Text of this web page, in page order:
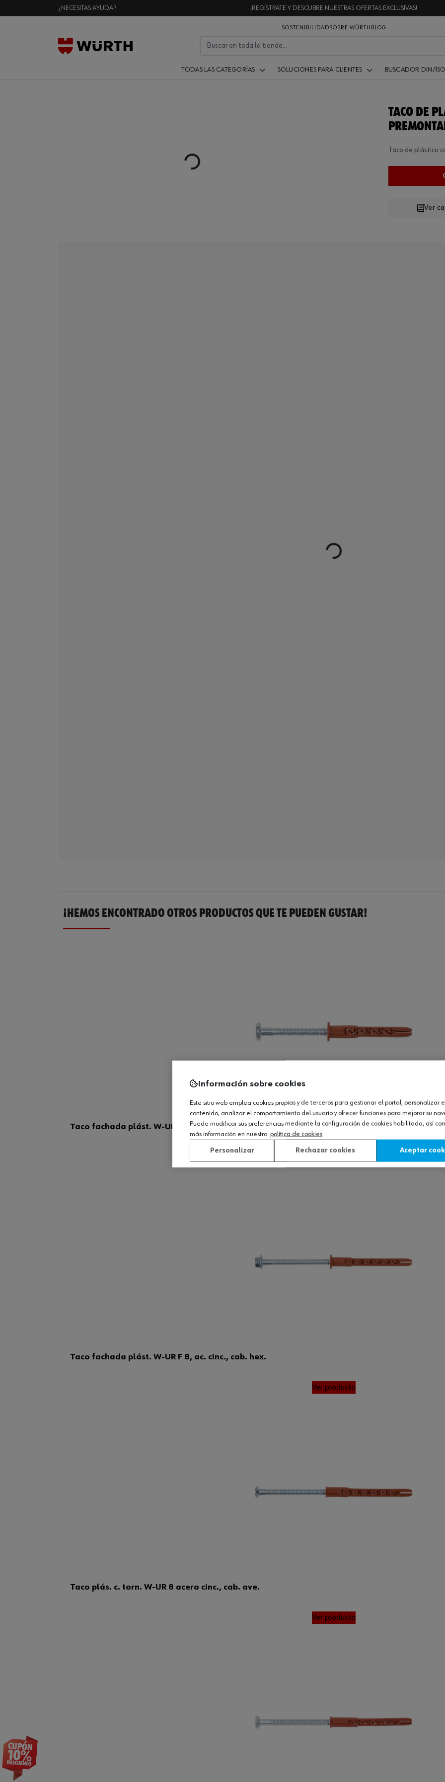
¿NECESITAS AYUDA? ¡REGÍSTRATE Y DESCUBRE NUESTRAS OFERTAS EXCLUSIVAS!
SOSTENIBILIDADSOBRE WÜRTH BLOG
TODAS LAS CATEGORÍAS SOLUCIONES PARA CLIENTES BUSCADOR DIN/ISO
Loading...
TACO DE
Taco de plástico
Ver
¡HEMOS ENCONTRADO OTROS PRODUCTOS QUE TE PUEDEN GUSTAR!
Taco fachada plást. W-UR F8, ac. galv., cab. alom.
Taco fachada plást. W-UR F 8, ac. cinc., cab. hex.
Ver producto
Taco plás. c. torn. W-UR 8 acero cinc., cab. ave.
Ver producto
Información sobre cookies
Este sitio web emplea cookies propias y de terceros para gestionar el portal, personalizar
contenido, analizar el comportamiento del usuario y ofrecer funciones para mejorar su
Puede modificar sus preferencias mediante la configuración de cookies habilitada, así
más información en nuestra política de cookies
Personalizar Rechazar cookies Aceptar